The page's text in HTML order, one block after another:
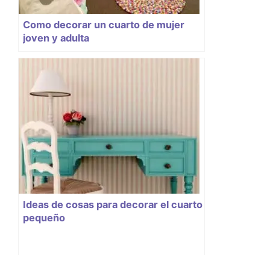
Como decorar un cuarto de mujer
joven y adulta
Ideas de cosas para decorar el cuarto
pequeño